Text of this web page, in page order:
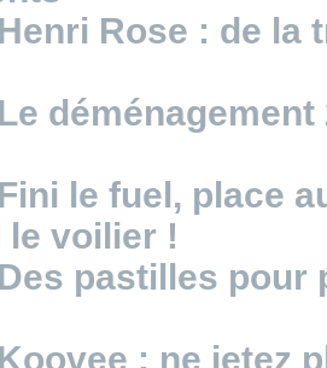
Henri Rose : de la
Le
Fini le fuel, place
le voilier !
Des pastilles pour
Koovee : ne jetez